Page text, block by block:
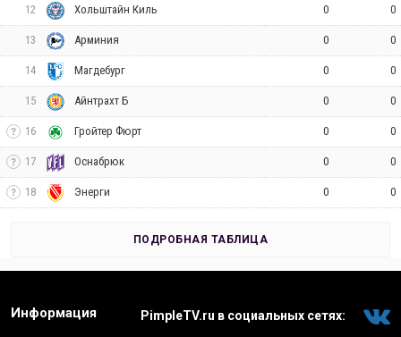
12 Хольштайн Киль 0 0
13 Арминия 0 0
14 Магдебург 0 0
15 Айнтрахт Б 0 0
16 Гройтер Фюрт 0 0
17 Оснабрюк 0 0
18 Энерги 0 0
ПОДРОБНАЯ ТАБЛИЦА
Информация PimpleTV.ru в социальных сетях: